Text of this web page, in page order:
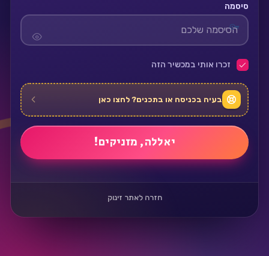
סיסמה
זכרו אותי במכשיר הזה
בעיה בכניסה או בתכנים? לחצו כאן
חזרה לאתר זינוק